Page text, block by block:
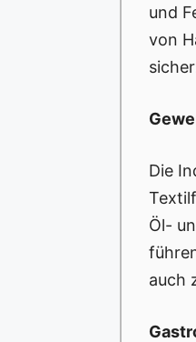
und
von
Die
Öl-
auch